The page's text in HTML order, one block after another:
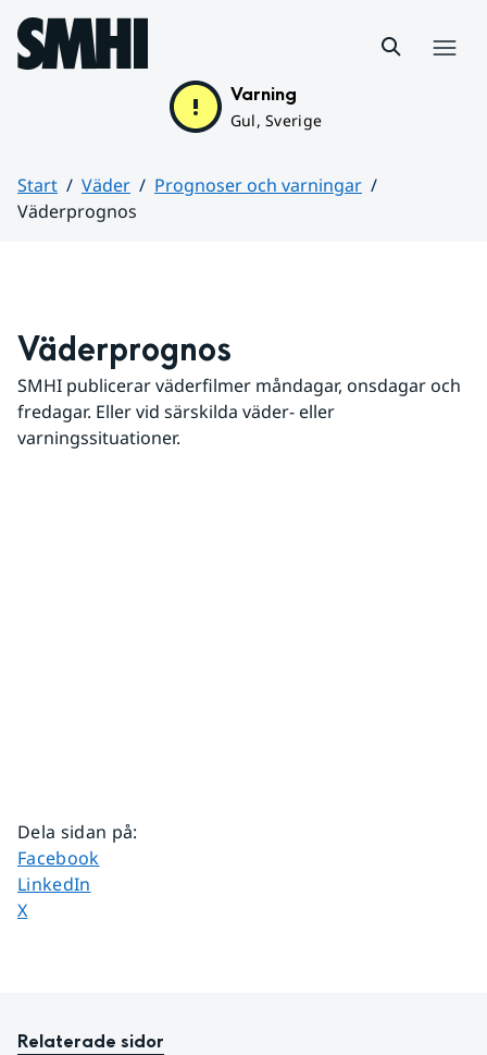
Hoppa till sidans innehåll
Varning
Gul, Sverige
Start Väder
Prognoser och varningar
Väderprognos
Väderprognos
SMHI publicerar väderfilmer måndagar, onsdagar och
fredagar. Eller vid särskilda väder- eller
varningssituationer.
Dela sidan på:
Dela sidan på
Facebook
Dela sidan på
LinkedIn
Dela sidan på
X
Relaterade sidor